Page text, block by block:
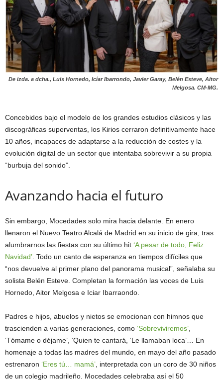
De izda. a dcha., Luis Hornedo, Icíar Ibarrondo, Javier Garay, Belén Esteve, Aitor
Melgosa. CM-MG.
Concebidos bajo el modelo de los grandes estudios clásicos y las
discográficas superventas, los Kirios cerraron definitivamente hace
10 años, incapaces de adaptarse a la reducción de costes y la
evolución digital de un sector que intentaba sobrevivir a su propia
“burbuja del sonido”.
Avanzando hacia el futuro
Sin embargo, Mocedades solo mira hacia delante. En enero
llenaron el Nuevo Teatro Alcalá de Madrid en su inicio de gira, tras
alumbrarnos las fiestas con su último hit ‘A pesar de todo, Feliz
Navidad’ . Todo un canto de esperanza en tiempos difíciles que
“nos devuelve al primer plano del panorama musical”, señalaba su
solista Belén Esteve. Completan la formación las voces de Luis
Hornedo, Aitor Melgosa e Iciar Ibarraondo.
Padres e hijos, abuelos y nietos se emocionan con himnos que
trascienden a varias generaciones, como ‘Sobreviviremos’
‘Tómame o déjame’, ‘Quien te cantará, ‘Le llamaban loca’… En
homenaje a todas las madres del mundo, en mayo del año pasado
estrenaron ‘Eres tú… mamá’ , interpretada con un coro de 30 niños
de un colegio madrileño. Mocedades celebraba así el 50